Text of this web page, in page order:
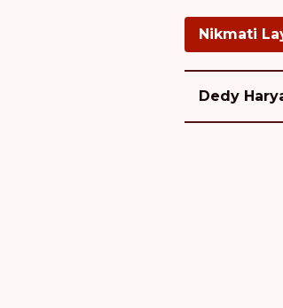
Nikmati
Dedy